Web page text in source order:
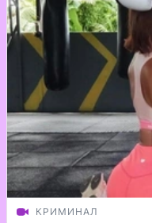
КРИМИНАЛ